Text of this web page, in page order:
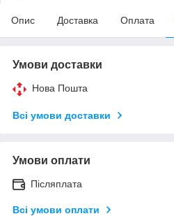
Опис Доставка Оплата
Умови доставки
Нова Пошта
Всі умови доставки
Умови оплати
Післяплата
Всі умови оплати